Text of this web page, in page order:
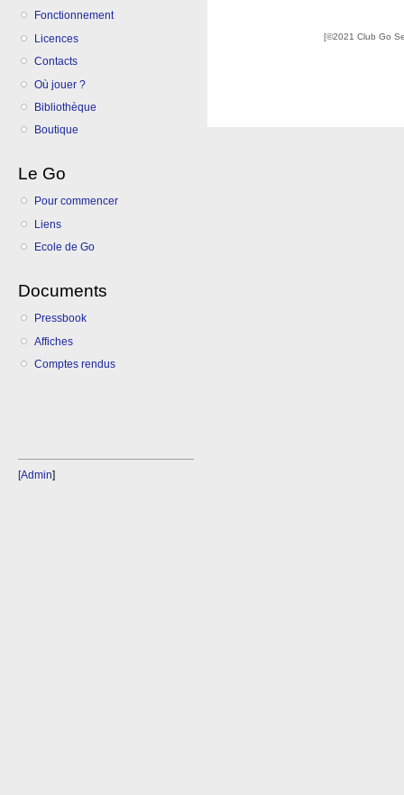
Fonctionnement
Licences
Contacts
Où jouer ?
Bibliothèque
Boutique
Le Go
Pour commencer
Liens
Ecole de Go
Documents
Pressbook
Affiches
Comptes rendus
[Admin]
[©2021 Club Go